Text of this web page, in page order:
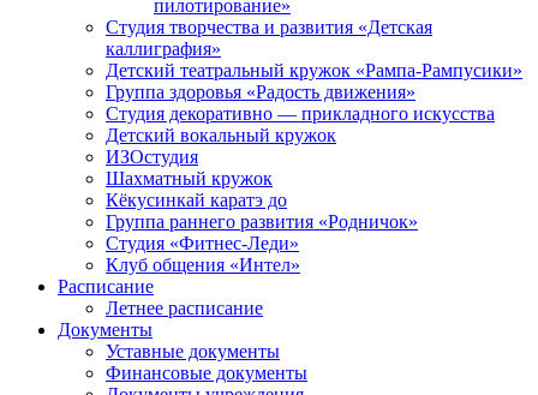
пилотирование»
Студия творчества и развития «Детская
каллиграфия»
Детский театральный кружок «Рампа-Рампусики»
Группа здоровья «Радость движения»
Студия декоративно — прикладного искусства
Детский вокальный кружок
ИЗОстудия
Шахматный кружок
Кёкусинкай каратэ до
Группа раннего развития «Родничок»
Cтудия «Фитнес-Леди»
Клуб общения «Интел»
Расписание
Летнее расписание
Документы
Уставные документы
Финансовые документы